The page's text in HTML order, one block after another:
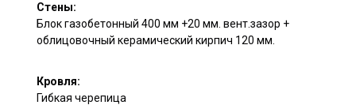
Кровля:
Гибкая черепица
Стены:
Блок газобетонный 400 мм +20 мм. вент.зазор +
облицовочный керамический кирпич 120 мм.